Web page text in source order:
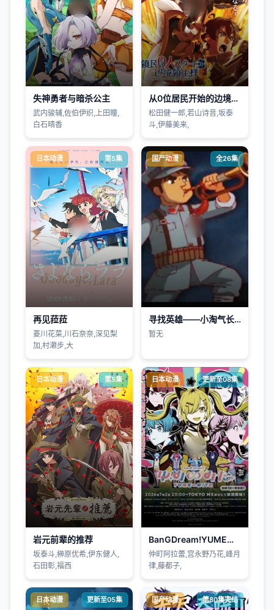
失神勇者与暗杀公主
武内骏辅,佐伯伊织,上田瞳,
白石晴香
从0位居民开始的边境领主大人
松田健一郎,若山诗音,坂泰
斗,伊藤美来,
日本动漫 第5集
再见菈菈
菱川花菜,川石奈奈,深见梨
加,村濑步,大
国产动漫 全26集
寻找英雄——小淘气长征记
暂无
日本动漫 第5集
岩元前辈的推荐
坂泰斗,榊原优希,伊东健人,
石田彰,福西
日本动漫 更新至08集
BanGDream!YUME∞MITA
仲町阿拉蕾,宫永野乃花,峰月
律,藤都子,
日本动漫 更新至05集 国产动漫 第80集完结